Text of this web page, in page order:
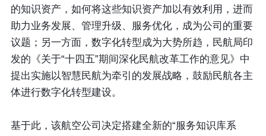
的知识资产，如何将这些知识资产加以有效利用，进而
助力业务发展、管理升级、服务优化，成为公司的重要
议题；另一方面，数字化转型成为大势所趋，民航局印
发的《关于“十四五”期间深化民航改革工作的意见》中
提出实施以智慧民航为牵引的发展战略，鼓励民航各主
体进行数字化转型建设。
基于此，该航空公司决定搭建全新的“服务知识库系